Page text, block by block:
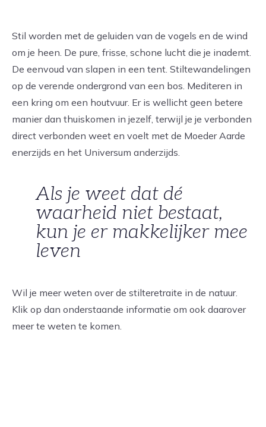
Stil worden met de geluiden van de vogels en de wind
om je heen. De pure, frisse, schone lucht die je inademt.
De eenvoud van slapen in een tent. Stiltewandelingen
op de verende ondergrond van een bos. Mediteren in
een kring om een houtvuur. Er is wellicht geen betere
manier dan thuiskomen in jezelf, terwijl je je verbonden
direct verbonden weet en voelt met de Moeder Aarde
enerzijds en het Universum anderzijds.
Als je weet dat dé
waarheid niet bestaat,
kun je er makkelijker mee
leven
Wil je meer weten over de stilteretraite in de natuur.
Klik op dan onderstaande informatie om ook daarover
meer te weten te komen.